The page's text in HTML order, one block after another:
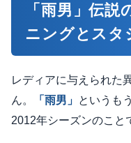
「雨男」伝
ニングとスタ
レディアに与えられた
ん。
「雨男」 というも
2012年シーズンのこと